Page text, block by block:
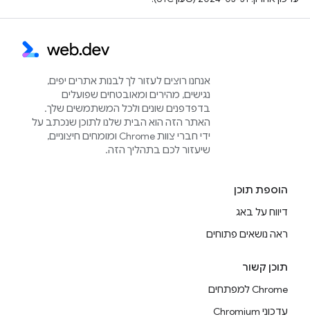
אנחנו רוצים לעזור לך לבנות אתרים יפים,
נגישים, מהירים ומאובטחים שפועלים
בדפדפנים שונים ולכל המשתמשים שלך.
האתר הזה הוא הבית שלנו לתוכן שנכתב על
ידי חברי צוות Chrome ומומחים חיצוניים,
שיעזור לכם בתהליך הזה.
הוספת תוכן
דיווח על באג
ראה נושאים פתוחים
תוכן קשור
Chrome למפתחים
עדכוני Chromium